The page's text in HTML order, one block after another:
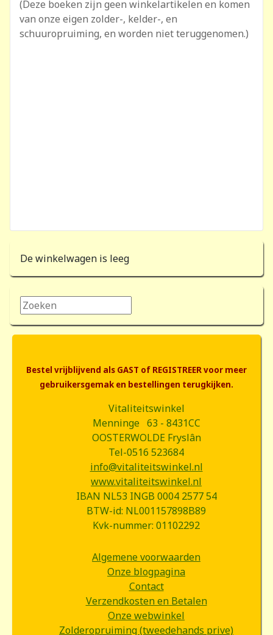
(Deze boeken zijn geen winkelartikelen en komen
van onze eigen zolder-, kelder-, en
schuuropruiming, en worden niet teruggenomen.)
De winkelwagen is leeg
Zoeken...
Bestel vrijblijvend als GAST of REGISTREER voor meer
gebruikersgemak en bestellingen terugkijken.
Vitaliteitswinkel
Menninge 63 - 8431CC
OOSTERWOLDE Fryslân
Tel-0516 523684
info@vitaliteitswinkel.nl
www.vitaliteitswinkel.nl
IBAN NL53 INGB 0004 2577 54
BTW-id: NL001157898B89
Kvk-nummer: 01102292
Algemene voorwaarden
Onze blogpagina
Contact
Verzendkosten en Betalen
Onze webwinkel
Zolderopruiming (tweedehands prive)